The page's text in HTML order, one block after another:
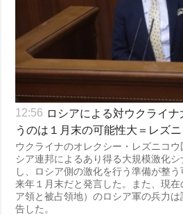
12:56 ロシアによる対ウクライ
うのは１月末の可能性大＝レズ
ウクライナのオレクシー・レズニコ
シア連邦によるあり得る大規模激化
し、ロシア側の激化を行う準備が整
来年１月末だと発言した。また、現
ア領と被占領地）のロシア軍の兵力
告した。